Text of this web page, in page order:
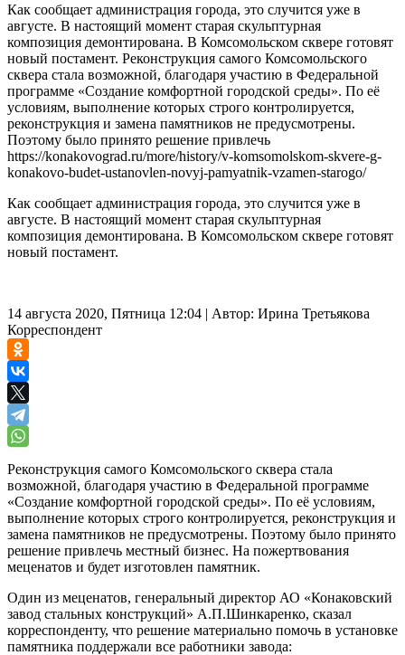
Как сообщает администрация города, это случится уже в
августе. В настоящий момент старая скульптурная
композиция демонтирована. В Комсомольском сквере готовят
новый постамент. Реконструкция самого Комсомольского
сквера стала возможной, благодаря участию в Федеральной
программе «Создание комфортной городской среды». По её
условиям, выполнение которых строго контролируется,
реконструкция и замена памятников не предусмотрены.
Поэтому было принято решение привлечь
https://konakovograd.ru/more/history/v-komsomolskom-skvere-g-
konakovo-budet-ustanovlen-novyj-pamyatnik-vzamen-starogo/
Как сообщает администрация города, это случится уже в
августе. В настоящий момент старая скульптурная
композиция демонтирована. В Комсомольском сквере готовят
новый постамент.
14 августа 2020, Пятница 12:04 | Автор: Ирина Третьякова
Корреспондент
Реконструкция самого Комсомольского сквера стала
возможной, благодаря участию в Федеральной программе
«Создание комфортной городской среды». По её условиям,
выполнение которых строго контролируется, реконструкция и
замена памятников не предусмотрены. Поэтому было принято
решение привлечь местный бизнес. На пожертвования
меценатов и будет изготовлен памятник.
Один из меценатов, генеральный директор АО «Конаковский
завод стальных конструкций» А.П.Шинкаренко, сказал
корреспонденту, что решение материально помочь в установке
памятника поддержали все работники завода: